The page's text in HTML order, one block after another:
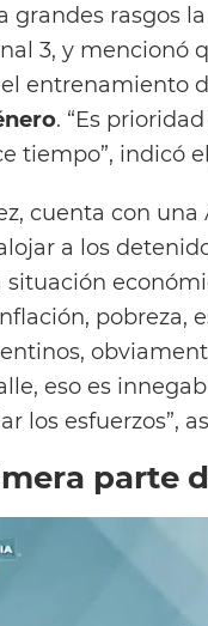
grandes rasgos
3, y mencionó
entrenamiento
. “Es
tiempo”, indicó
cuenta con
a los
situación
pobreza,
eso es
los esfuerzos”,
parte